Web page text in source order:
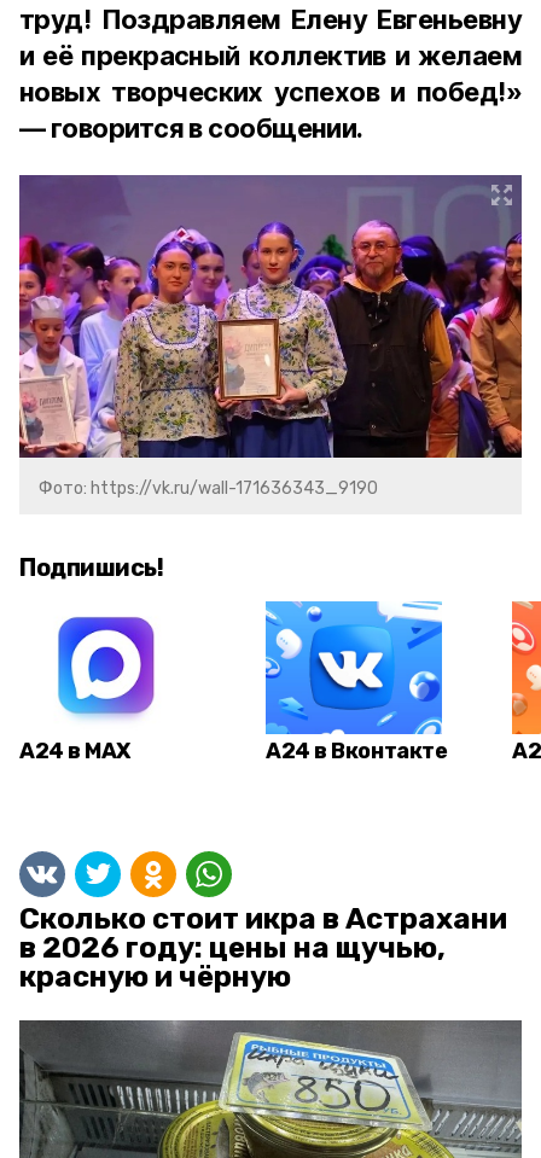
труд! Поздравляем Елену Евгеньевну
и её прекрасный коллектив и желаем
новых творческих успехов и побед!»
— говорится в сообщении.
Фото: https://vk.ru/wall-171636343_9190
Подпишись!
А24 в MAX А24 в Вконтакте
Сколько стоит икра в Астрахани
в 2026 году: цены на щучью,
красную и чёрную